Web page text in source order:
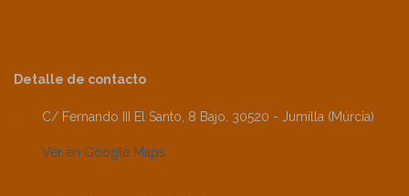
Detalle de contacto
C/ Fernando III El Santo, 8 Bajo. 30520 - Jumilla (Múrcia)
Ver en Google Maps